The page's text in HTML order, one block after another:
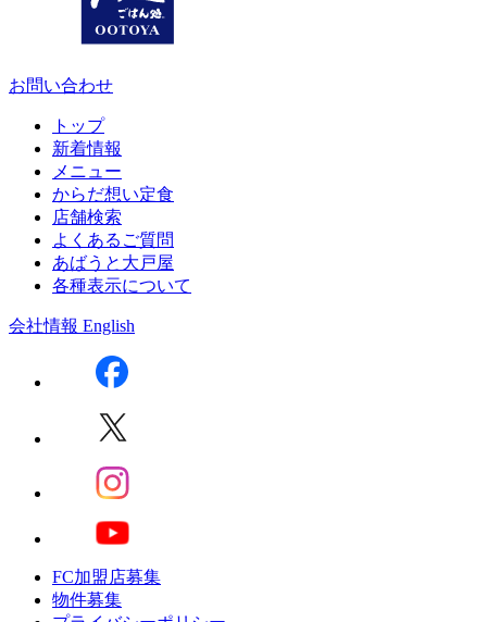
お問い合わせ
トップ
新着情報
メニュー
からだ想い定食
店舗検索
よくあるご質問
あばうと大戸屋
各種表示について
会社情報 English
FC加盟店募集
物件募集